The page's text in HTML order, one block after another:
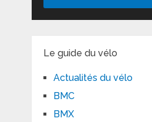
Le guide du vélo
Actualités du vélo
BMC
BMX